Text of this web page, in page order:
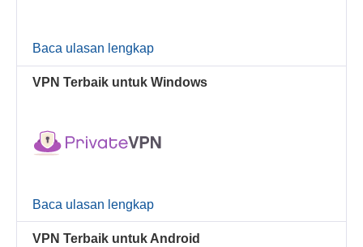
Baca ulasan lengkap
VPN Terbaik untuk Windows
Baca ulasan lengkap
VPN Terbaik untuk Android